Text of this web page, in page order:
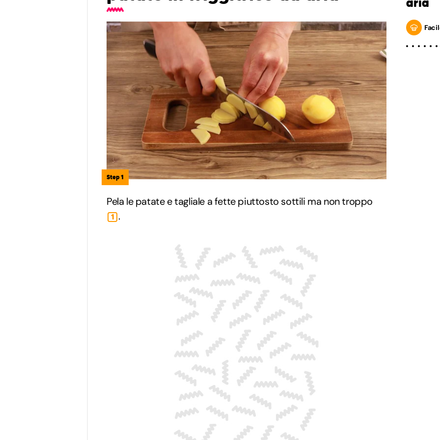
Step 1
Pela le patate e tagliale a fette piuttosto sottili ma non troppo
1 .